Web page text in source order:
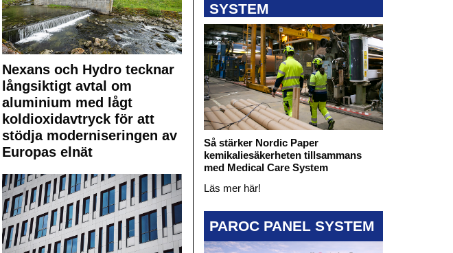
Nexans och Hydro tecknar
långsiktigt avtal om
aluminium med lågt
koldioxidavtryck för att
stödja moderniseringen av
Europas elnät
SYSTEM
Så stärker Nordic Paper
kemikaliesäkerheten tillsammans
med Medical Care System
Läs mer här!
PAROC PANEL SYSTEM